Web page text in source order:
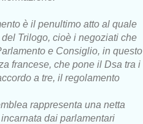
è il penultimo atto al quale
Trilogo, cioè i negoziati che
e Consiglio, in questo
francese, che pone il Dsa tra i
a tre, il regolamento
rappresenta una netta
dai parlamentari